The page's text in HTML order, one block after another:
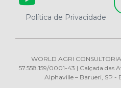
Política de Privacidade
WORLD AGRI
57.558.159/0001-43 | Calçada das
Alphaville – Barueri, SP -